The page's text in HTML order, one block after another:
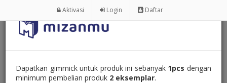
Aktivasi Login Daftar
Dapatkan gimmick untuk produk ini sebanyak 1pcs dengan
minimum pembelian produk 2 eksemplar.